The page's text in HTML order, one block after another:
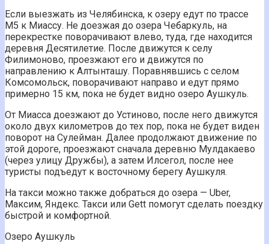
Если выезжать из Челябинска, к озеру едут по трассе
М5 к Миассу. Не доезжая до озера Чебаркуль, на
перекрестке поворачивают влево, туда, где находится
деревня Десятилетие. После движутся к селу
Филимоново, проезжают его и движутся по
направлению к Алтынташу. Поравнявшись с селом
Комсомольск, поворачивают направо и едут прямо
примерно 15 км, пока не будет видно озеро Аушкуль.
От Миасса доезжают до Устиново, после него движутся
около двух километров до тех пор, пока не будет виден
поворот на Сулейман. Далее продолжают движение по
этой дороге, проезжают сначала деревню Мулдакаево
(через улицу Дружбы), а затем Илсегол, после нее
туристы подъедут к восточному берегу Аушкуля.
На такси можно также добраться до озера — Uber,
Максим, Яндекс. Такси или Gett помогут сделать поездку
быстрой и комфортной.
Озеро Аушкуль